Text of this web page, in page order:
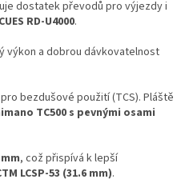
dostatek převodů pro výjezdy i
RD-U4000.
výkon a dobrou dávkovatelnost
bezdušové použití (TCS). Pláště
TC500 s pevnými osami
, což přispívá k lepší
LCSP-53 (31.6 mm).